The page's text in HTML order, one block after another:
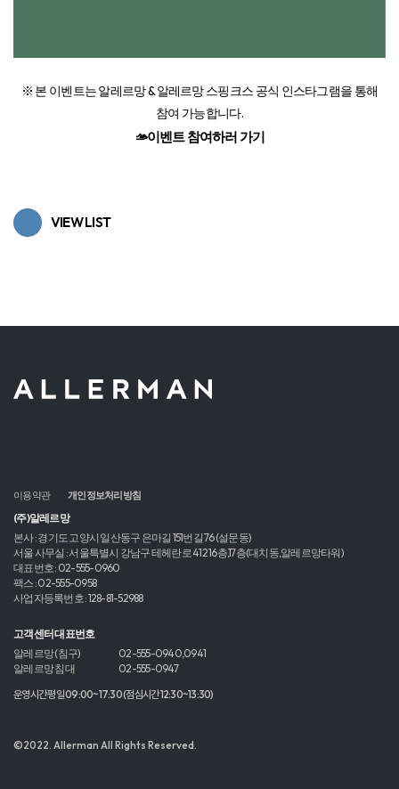
※ 본 이벤트는 알레르망 & 알레르망 스핑크스 공식 인스타그램을 통해
참여 가능합니다.
🫴이벤트 참여하러 가기
VIEW LIST
이용약관 개인정보처리방침
(주)알레르망
본사 : 경기도 고양시 일산동구 은마길 151번길 76 (설문동)
서울 사무실 : 서울특별시 강남구 테헤란로 412 16층,17층(대치동,알레르망타워)
대표번호 : 02-555-0960
팩스 : 02-555-0958
사업자등록번호 : 128-81-52988
고객센터 대표번호
알레르망 (침구)
02-555-0940,0941
알레르망 침대
02-555-0947
운영시간 평일 09:00~17:30 (점심시간 12:30~13:30)
©2022. Allerman All Rights Reserved.